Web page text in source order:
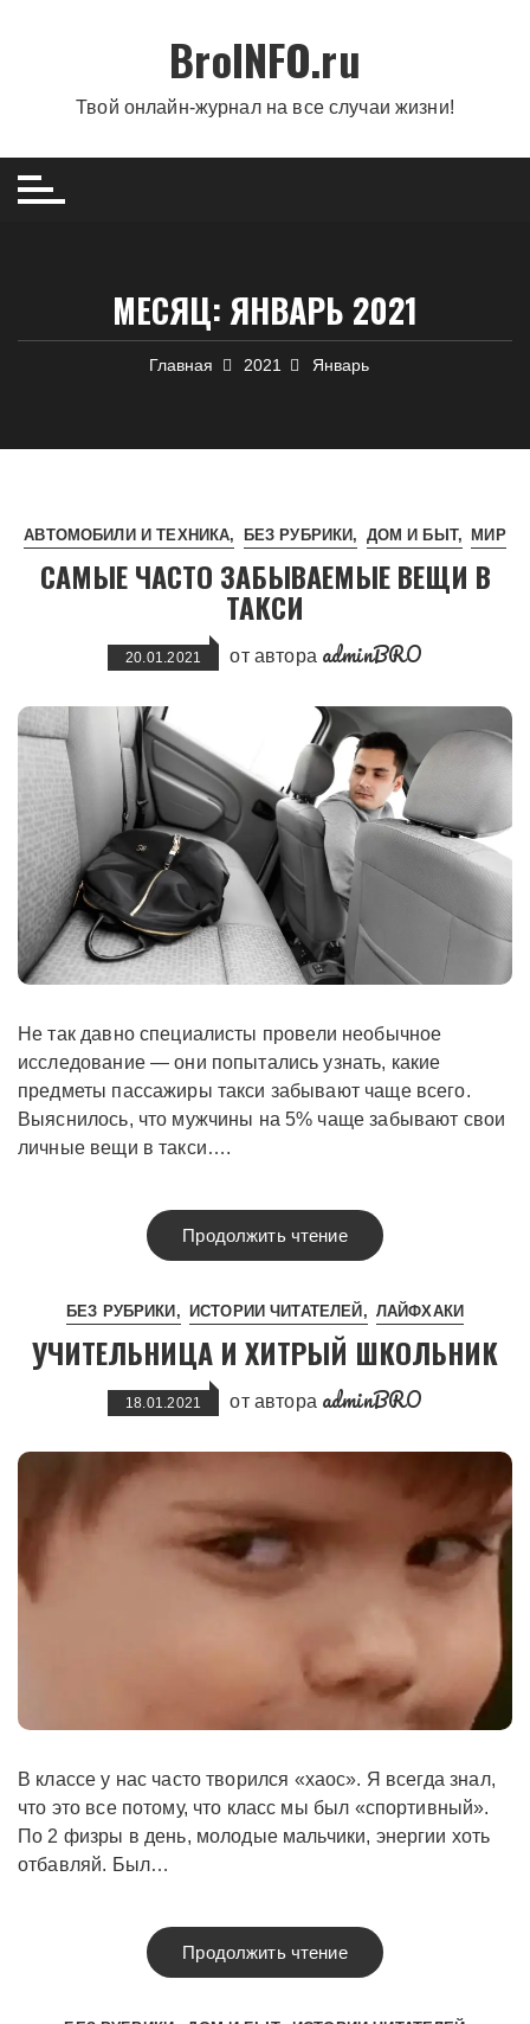
BroINFO.ru
Твой онлайн-журнал на все случаи жизни!
МЕСЯЦ: ЯНВАРЬ 2021
Главная 2021 Январь
АВТОМОБИЛИ И ТЕХНИКА БЕЗ РУБРИКИ ДОМ И БЫТ МИР
САМЫЕ ЧАСТО ЗАБЫВАЕМЫЕ ВЕЩИ В
ТАКСИ
20.01.2021 от автора adminBRO
Не так давно специалисты провели необычное
исследование — они попытались узнать, какие
предметы пассажиры такси забывают чаще всего.
Выяснилось, что мужчины на 5% чаще забывают свои
личные вещи в такси….
Продолжить чтение
БЕЗ РУБРИКИ ИСТОРИИ ЧИТАТЕЛЕЙ ЛАЙФХАКИ
УЧИТЕЛЬНИЦА И ХИТРЫЙ ШКОЛЬНИК
18.01.2021 от автора adminBRO
В классе у нас часто творился «хаос». Я всегда знал,
что это все потому, что класс мы был «спортивный».
По 2 физры в день, молодые мальчики, энергии хоть
отбавляй. Был…
Продолжить чтение